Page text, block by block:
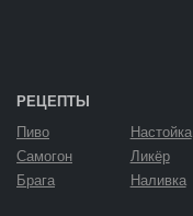
РЕЦЕПТЫ
Пиво
Самогон
Брага
Настойка
Ликёр
Наливка